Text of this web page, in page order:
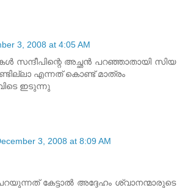
3, 2008 at 4:05 AM
സന്ദീപിന്റെ അച്ഛന്‍ പറഞ്ഞാതായി സിയ
എന്നത് കൊണ്ട് മാത്രം
ഇടുന്നു
3, 2008 at 8:09 AM
കേട്ടാല്‍ അദ്ദേഹം ശ്വാനന്മാരുടെ